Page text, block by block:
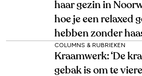
haar gezin in
hoe je een relaxed
hebben zonder
COLUMNS & RUBRIEKEN
Kraamwerk: ‘De
gebak is om te